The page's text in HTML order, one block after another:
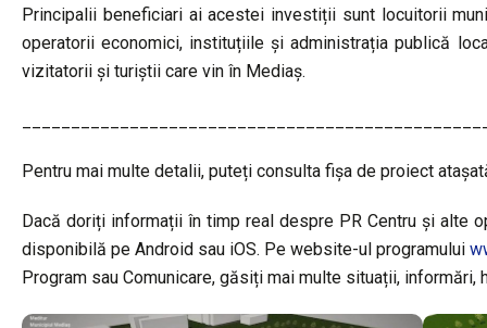
Principalii beneficiari ai acestei investiții sunt locuitorii
operatorii economici, instituțiile și administrația publică
vizitatorii și turiștii care vin în Mediaș.
Pentru mai multe detalii, puteți consulta fișa de proiect
Dacă doriți informații în timp real despre PR Centru și alte
disponibilă pe Android sau iOS. Pe website-ul programului
Program sau Comunicare, găsiți mai multe situații,